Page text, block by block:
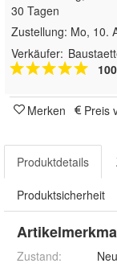
30 Tagen
Zustellung: Mo, 10.
Verkäufer:
Merken Preis
Produktdetails
Produktsicherheit
Zustand: Neu